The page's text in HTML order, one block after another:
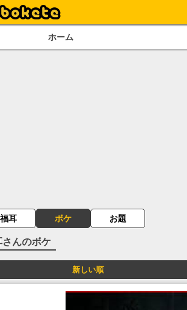
ホーム
福耳 ボケ お題
さんのボケ
新しい順